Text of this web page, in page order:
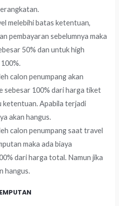
melebihi batas ketentuan,
pembayaran sebelumnya maka
50% dan untuk high
calon penumpang akan
sebesar 100% dari harga tiket
ketentuan. Apabila terjadi
akan hangus.
calon penumpang saat travel
maka ada biaya
dari harga total. Namun jika
hangus.